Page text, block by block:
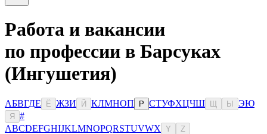
Работа и вакансии
по профессии в Барсуках
(Ингушетия)
АБВГДЕ Ё ЖЗИ Й КЛМНОП Р СТУФХЦЧШ Ы ЭЮ
Я
#
ABCDEFGHIJKLMNOPQRSTUVWX Y Z